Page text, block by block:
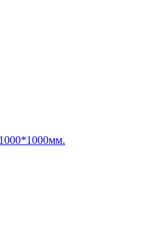
1000*1000мм.